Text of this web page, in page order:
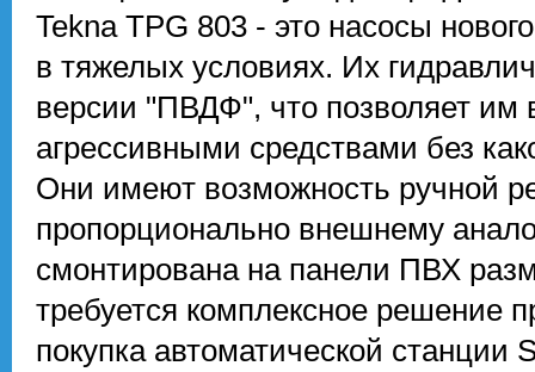
Tekna TPG 803 - это насосы
в тяжелых условиях. Их
версии "ПВДФ", что позволяет
агрессивными средствами без
Они имеют возможность ручной
пропорционально внешнему
смонтирована на панели ПВХ
требуется комплексное решение
покупка автоматической